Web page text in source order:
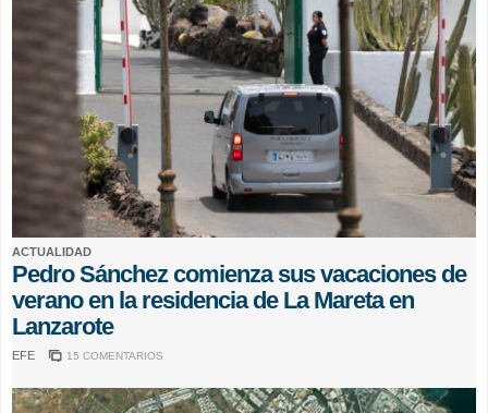
ACTUALIDAD
Pedro Sánchez comienza sus vacaciones de
verano en la residencia de La Mareta en
Lanzarote
EFE 15 COMENTARIOS